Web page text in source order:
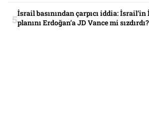
İsrail basınından çarpıcı iddia:
planını Erdoğan’a JD Vance mi sızdırdı?